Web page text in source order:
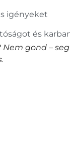
igényeket
és
Nem gond –